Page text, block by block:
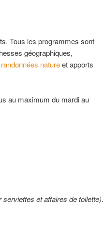
Tous les programmes sont
géographiques,
natureet apports
au maximum du mardi au
et affaires de toilette).